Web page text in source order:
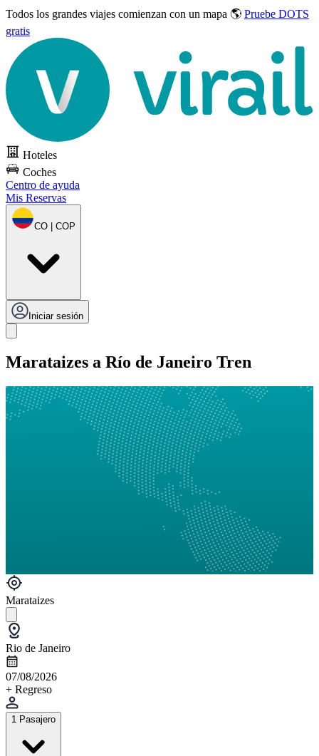
Todos los grandes viajes comienzan con un mapa 🌎 Pruebe DOTS
gratis
Hoteles
Coches
Centro de ayuda
Mis Reservas
CO | COP
Iniciar sesión
Marataizes a Río de Janeiro Tren
Marataizes
Rio de Janeiro
07/08/2026
+ Regreso
1 Pasajero